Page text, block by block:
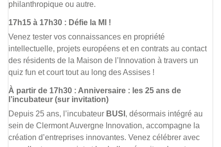
philanthropique ou autre.
17h15 à 17h30 : Défie la MI !
Venez tester vos connaissances en propriété
intellectuelle, projets européens et en contrats au contact
des résidents de la Maison de l’Innovation à travers un
quiz fun et court tout au long des Assises !
À partir de 17h30 : Anniversaire : les 25 ans de
l’incubateur (sur invitation)
Depuis 25 ans, l’incubateur BUSI , désormais intégré au
sein de Clermont Auvergne Innovation, accompagne la
création d’entreprises innovantes. Venez célébrer avec